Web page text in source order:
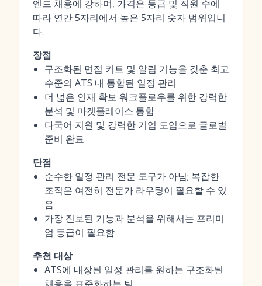
엔드 채용에 강하며, 가격은 등급 및 직원 수에
따라 연간 5자리에서 높은 5자리 숫자 범위입니
다.
장점
구조화된 면접 키트 및 알림 기능을 갖춘 최고
수준의 ATS 내 통합된 일정 관리
더 넓은 인재 확보 워크플로우를 위한 강력한
분석 및 마켓플레이스 통합
다국어 지원 및 강력한 기업 도입으로 글로벌
준비 완료
단점
순수한 일정 관리 전문 도구가 아님; 복잡한
조직은 여전히 전문가 라우팅이 필요할 수 있
음
가장 진보된 기능과 분석을 위해서는 프리미
엄 등급이 필요함
추천 대상
ATS에 내장된 일정 관리를 원하는 구조화된